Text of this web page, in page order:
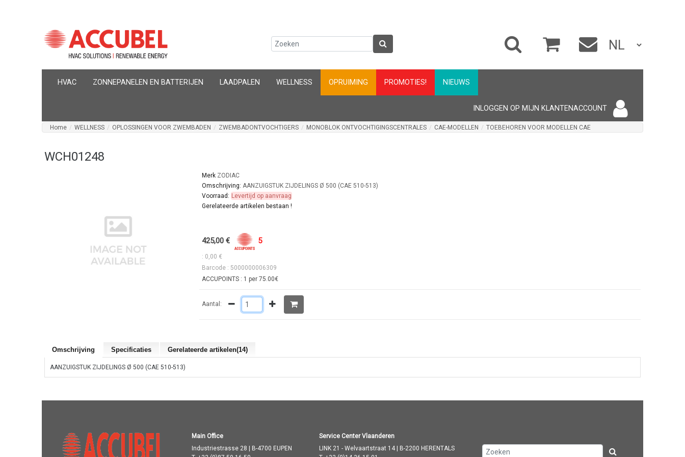
HVAC ZONNEPANELEN EN BATTERIJEN LAADPALEN WELLNESS OPRUIMING PROMOTIES! NIEUWS
INLOGGEN OP MIJN KLANTENACCOUNT
Home / WELLNESS / OPLOSSINGEN VOOR ZWEMBADEN / ZWEMBADONTVOCHTIGERS / MONOBLOK ONTVOCHTIGINGSCENTRALES / CAE-MODELLEN / TOEBEHOREN VOOR MODELLEN CAE
WCH01248
MerkZODIAC
Omschrijving: AANZUIGSTUK ZIJDELINGS Ø 500 (CAE 510-513)
Voorraad: Levertijd op aanvraag
Gerelateerde artikelen bestaan !
425,00 € 5
: 0,00 €
Barcode : 5000000006309
ACCUPOINTS : 1 per 75.00€
Aantal:
Omschrijving Specificaties Gerelateerde artikelen(14)
AANZUIGSTUK ZIJDELINGS Ø 500 (CAE 510-513)
Main Office
Industriestrasse 28 | B-4700 EUPEN
Service Center Vlaanderen
LINK 21 - Welvaartstraat 14 | B-2200 HERENTALS